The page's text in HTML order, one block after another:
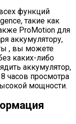
функций
такие как
ProMotion для
аккумулятору,
, вы можете
каких-либо
аккумулятор,
часов просмотра
мощности.